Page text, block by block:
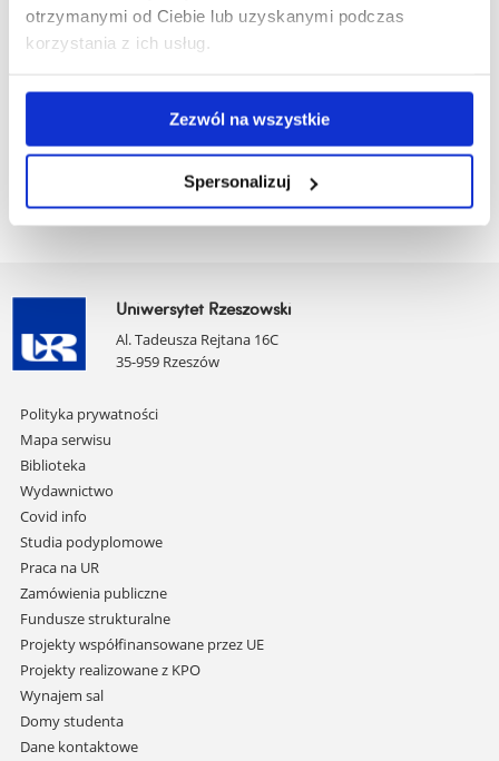
otrzymanymi od Ciebie lub uzyskanymi podczas
korzystania z ich usług.
Zezwól na wszystkie
Spersonalizuj
Konkursy
Uniwersytet Rzeszowski
Al. Tadeusza Rejtana 16C
35-959 Rzeszów
Pomiń
nawigację
i
przejdź
do
treści
Polityka prywatności
Mapa serwisu
Biblioteka
Wydawnictwo
Covid info
Studia podyplomowe
Praca na UR
Zamówienia publiczne
Fundusze strukturalne
Projekty współfinansowane przez UE
Projekty realizowane z KPO
Wynajem sal
Domy studenta
Dane kontaktowe